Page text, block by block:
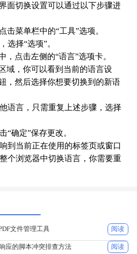
面切换设置可以通过以下步骤进
击菜单栏中的“工具”选项。
选择“选项”。
，点击左侧的“语言”选项卡。
域，你可以看到当前的语言设
，然后选择你想要切换到的新语
语言，只需重复上述步骤，选择
“确定”保存更改。
到当前正在使用的标签页或窗口
个浏览器中切换语言，你需要重
文件管理工具 阅读
应的脚本冲突排查方法 阅读